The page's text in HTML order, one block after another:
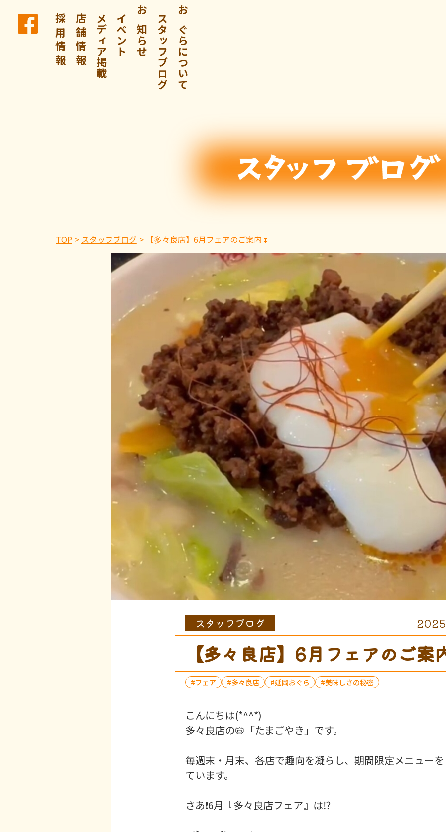
採 用 情 報店 舗 情 報メディア掲載 イベント お知らせ スタッフブログおぐらについて
TOP スタッフブログ 【多々良店】6月フェアのご案内🌷
スタッフブログ
【多々良店】6月フェアのご案
フェア 多々良店 延岡おぐら 美味しさの秘密
こんにちは(*^^*)
多々良店の📛「たまごやき」です。
毎週末・月末、各店で趣向を凝らし、期間限定メニュー
ています。
さあ❗6月『多々良店フェア』は⁉️